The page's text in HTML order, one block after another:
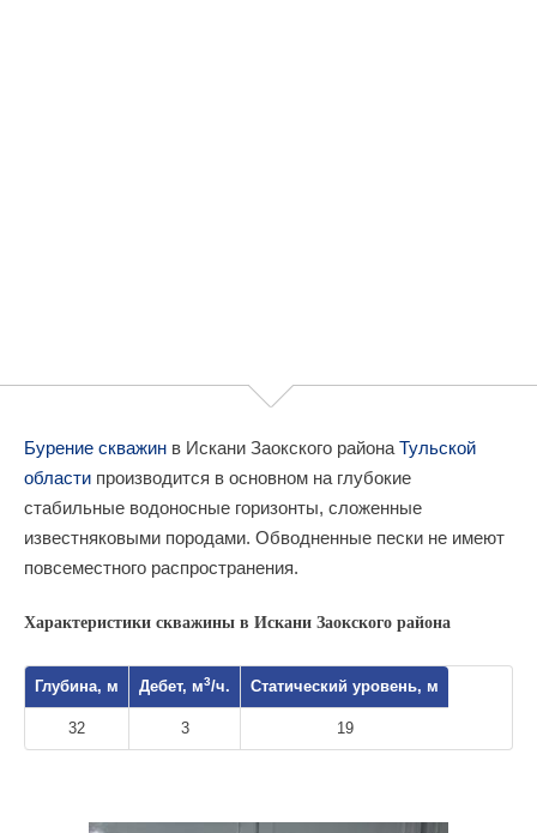
Бурение скважин в Искани Заокского района Тульской
области производится в основном на глубокие
стабильные водоносные горизонты, сложенные
известняковыми породами. Обводненные пески не имеют
повсеместного распространения.
Характеристики скважины в Искани Заокского района
Глубина, м Дебет, м3/ч. Статический уровень, м
32 3 19